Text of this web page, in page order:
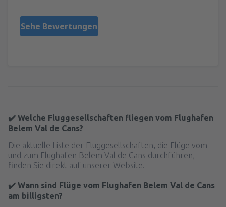
Sehe Bewertungen
✔️ Welche Fluggesellschaften fliegen vom Flughafen
Belem Val de Cans?
Die aktuelle Liste der Fluggesellschaften, die Flüge vom
und zum Flughafen Belem Val de Cans durchführen,
finden Sie direkt auf unserer Website.
✔️ Wann sind Flüge vom Flughafen Belem Val de Cans
am billigsten?